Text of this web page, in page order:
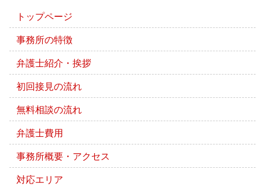
トップページ
事務所の特徴
弁護士紹介・挨拶
初回接見の流れ
無料相談の流れ
弁護士費用
事務所概要・アクセス
対応エリア